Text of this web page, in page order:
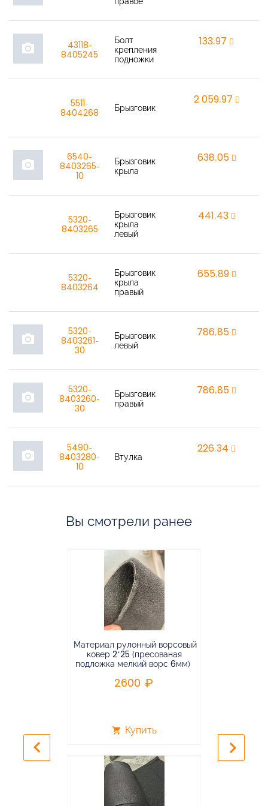
photo_camera
43118-
8405245
Болт
крепления
подножки
133,97
5511-
8404268
Брызговик
2 059,97
photo_camera
6540-
8403265-
10
Брызговик
крыла
638,05
5320-
8403265
Брызговик
крыла
левый
441,43
5320-
8403264
Брызговик
крыла
правый
655,89
photo_camera
5320-
8403261-
30
Брызговик
левый
786,85
photo_camera
5320-
8403260-
30
Брызговик
правый
786,85
photo_camera
5490-
8403280-
10
Втулка
226,34
Вы смотрели ранее
Материал рулонный ворсовый
ковер 2*25 (пресованая
подложка мелкий ворс 6мм)
2600
shopping_cart Купить
keyboard_arrow_left keyboard_arrow_right